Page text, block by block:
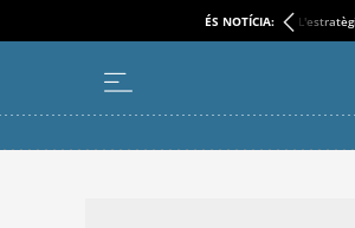
ÉS NOTÍCIA: